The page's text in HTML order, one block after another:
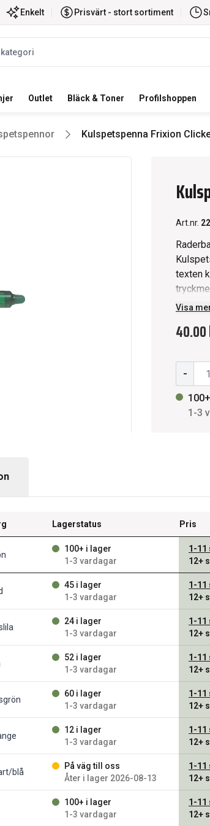
leverans
Enkelt Prisvärt - stort sortiment
Outlet Bläck & Toner Profilshoppen
Kulspetspenna Frixion
Art.nr.
texten
ett
Visa
-
1-3
Lagerstatus Pris
100+ i lager
1-3 vardagar
1-11
12+
45 i lager
1-3 vardagar
1-11
12+
24 i lager
1-3 vardagar
1-11
12+
52 i lager
1-3 vardagar
1-11
12+
60 i lager
1-3 vardagar
1-11
12+
12 i lager
1-3 vardagar
1-11
12+
blå
På väg till oss
Åter i lager 2026-08-13
1-11
12+
100+ i lager
1-3 vardagar
1-11
12+